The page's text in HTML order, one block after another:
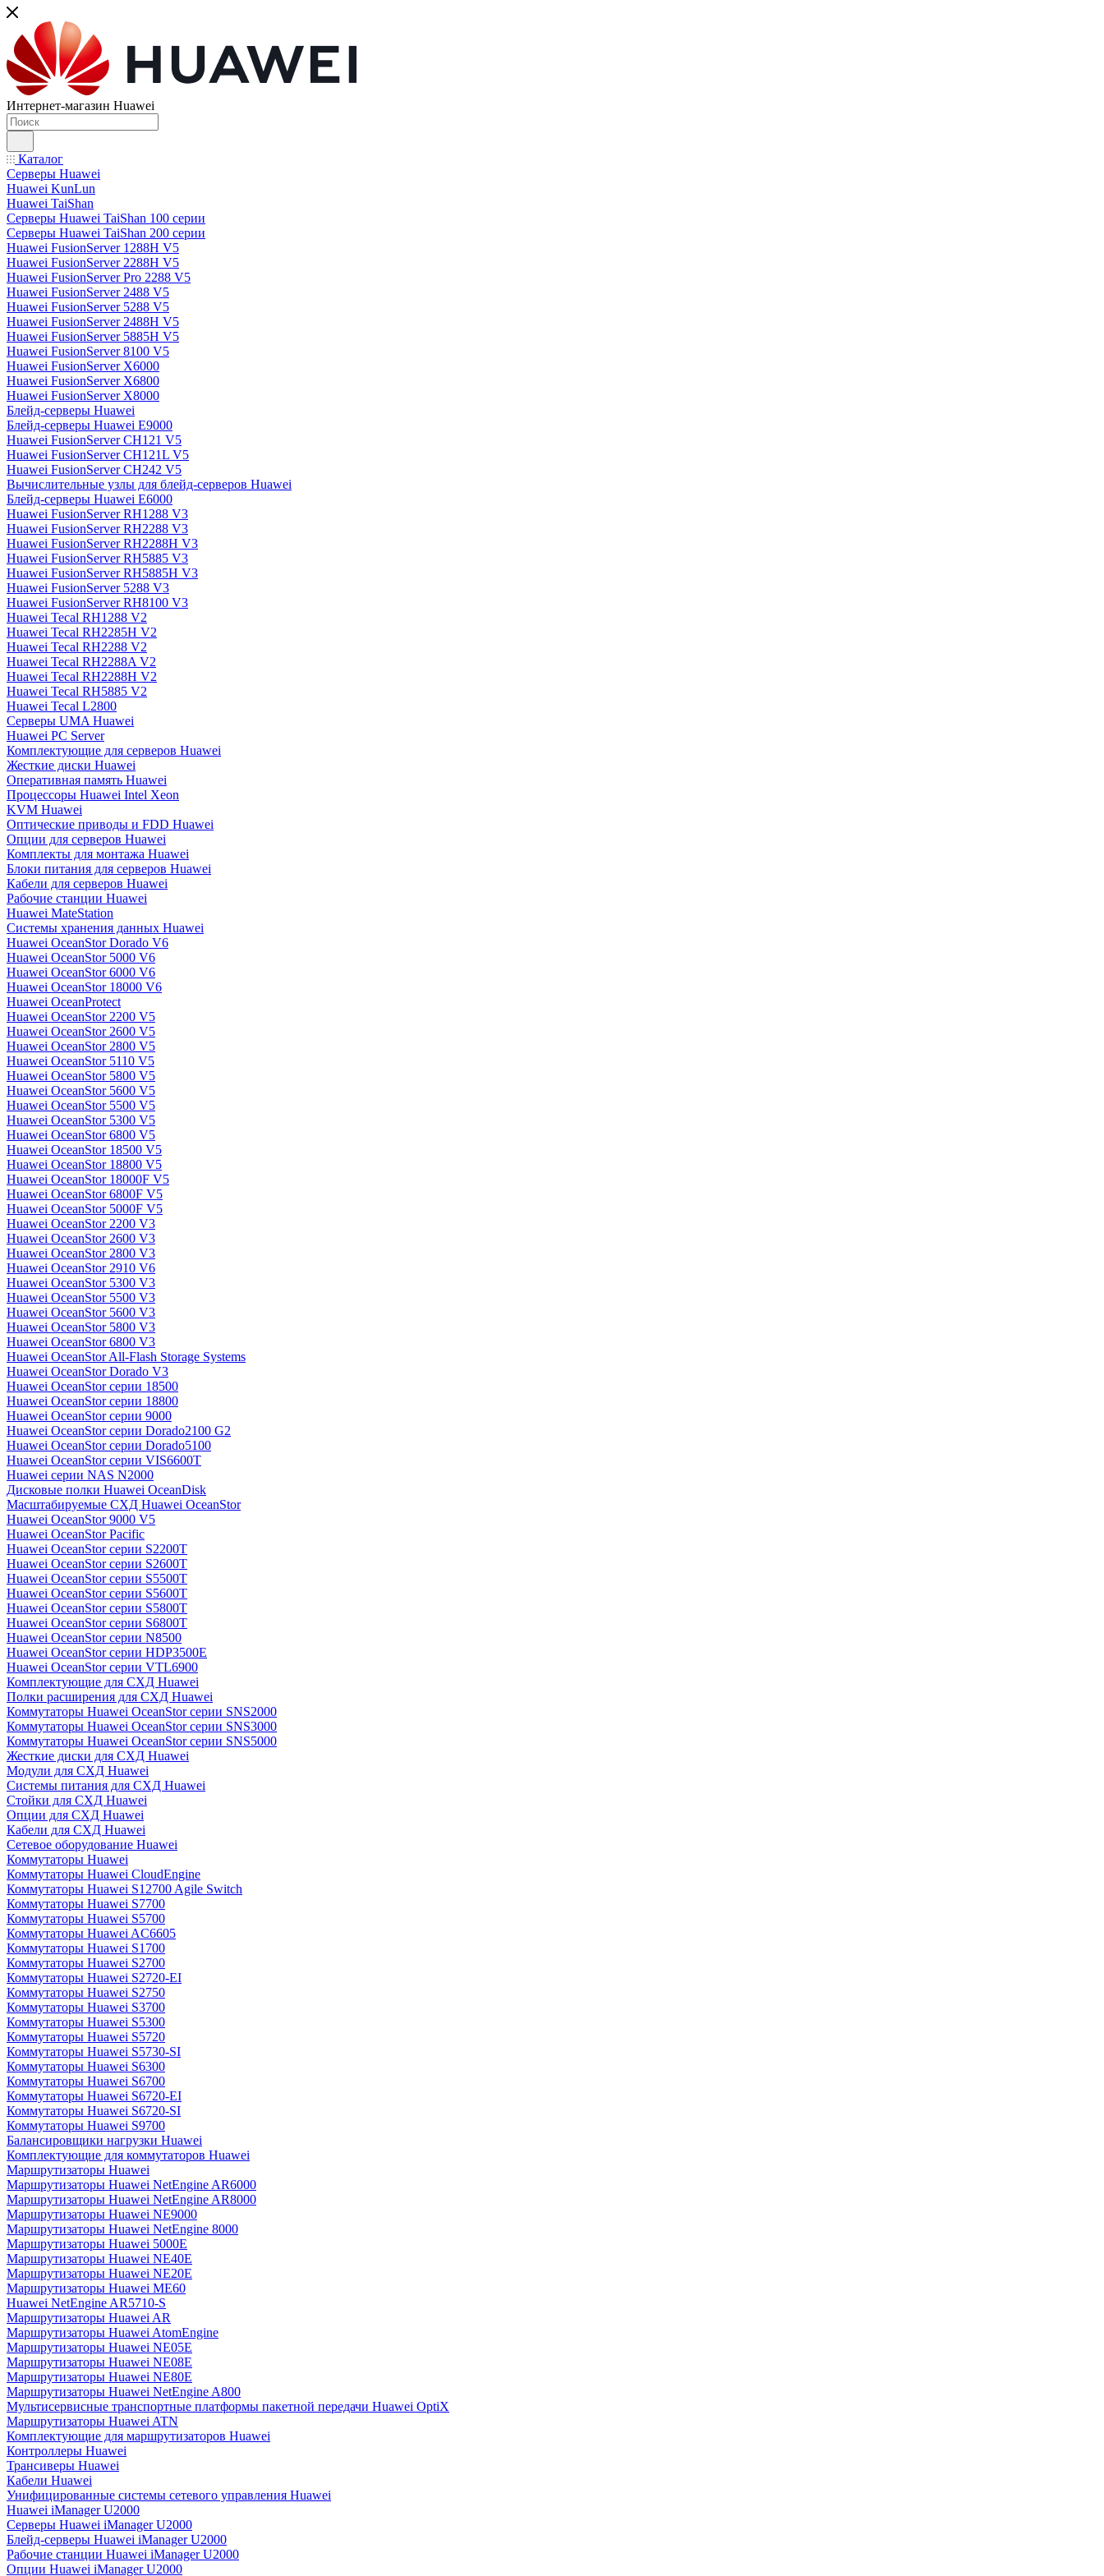
Интернет-магазин Huawei
Каталог
Серверы Huawei
Huawei KunLun
Huawei TaiShan
Серверы Huawei TaiShan 100 серии
Серверы Huawei TaiShan 200 серии
Huawei FusionServer 1288H V5
Huawei FusionServer 2288H V5
Huawei FusionServer Pro 2288 V5
Huawei FusionServer 2488 V5
Huawei FusionServer 5288 V5
Huawei FusionServer 2488H V5
Huawei FusionServer 5885H V5
Huawei FusionServer 8100 V5
Huawei FusionServer X6000
Huawei FusionServer X6800
Huawei FusionServer X8000
Блейд-серверы Huawei
Блейд-серверы Huawei E9000
Huawei FusionServer CH121 V5
Huawei FusionServer CH121L V5
Huawei FusionServer CH242 V5
Вычислительные узлы для блейд-серверов Huawei
Блейд-серверы Huawei E6000
Huawei FusionServer RH1288 V3
Huawei FusionServer RH2288 V3
Huawei FusionServer RH2288H V3
Huawei FusionServer RH5885 V3
Huawei FusionServer RH5885H V3
Huawei FusionServer 5288 V3
Huawei FusionServer RH8100 V3
Huawei Tecal RH1288 V2
Huawei Tecal RH2285H V2
Huawei Tecal RH2288 V2
Huawei Tecal RH2288A V2
Huawei Tecal RH2288H V2
Huawei Tecal RH5885 V2
Huawei Tecal L2800
Серверы UMA Huawei
Huawei PC Server
Комплектующие для серверов Huawei
Жесткие диски Huawei
Оперативная память Huawei
Процессоры Huawei Intel Xeon
KVM Huawei
Оптические приводы и FDD Huawei
Опции для серверов Huawei
Комплекты для монтажа Huawei
Блоки питания для серверов Huawei
Кабели для серверов Huawei
Рабочие станции Huawei
Huawei MateStation
Системы хранения данных Huawei
Huawei OceanStor Dorado V6
Huawei OceanStor 5000 V6
Huawei OceanStor 6000 V6
Huawei OceanStor 18000 V6
Huawei OceanProtect
Huawei OceanStor 2200 V5
Huawei OceanStor 2600 V5
Huawei OceanStor 2800 V5
Huawei OceanStor 5110 V5
Huawei OceanStor 5800 V5
Huawei OceanStor 5600 V5
Huawei OceanStor 5500 V5
Huawei OceanStor 5300 V5
Huawei OceanStor 6800 V5
Huawei OceanStor 18500 V5
Huawei OceanStor 18800 V5
Huawei OceanStor 18000F V5
Huawei OceanStor 6800F V5
Huawei OceanStor 5000F V5
Huawei OceanStor 2200 V3
Huawei OceanStor 2600 V3
Huawei OceanStor 2800 V3
Huawei OceanStor 2910 V6
Huawei OceanStor 5300 V3
Huawei OceanStor 5500 V3
Huawei OceanStor 5600 V3
Huawei OceanStor 5800 V3
Huawei OceanStor 6800 V3
Huawei OceanStor All-Flash Storage Systems
Huawei OceanStor Dorado V3
Huawei OceanStor серии 18500
Huawei OceanStor серии 18800
Huawei OceanStor серии 9000
Huawei OceanStor серии Dorado2100 G2
Huawei OceanStor серии Dorado5100
Huawei OceanStor серии VIS6600T
Huawei серии NAS N2000
Дисковые полки Huawei OceanDisk
Масштабируемые СХД Huawei OceanStor
Huawei OceanStor 9000 V5
Huawei OceanStor Pacific
Huawei OceanStor серии S2200T
Huawei OceanStor серии S2600T
Huawei OceanStor серии S5500T
Huawei OceanStor серии S5600T
Huawei OceanStor серии S5800T
Huawei OceanStor серии S6800T
Huawei OceanStor серии N8500
Huawei OceanStor серии HDP3500E
Huawei OceanStor серии VTL6900
Комплектующие для СХД Huawei
Полки расширения для СХД Huawei
Коммутаторы Huawei OceanStor серии SNS2000
Коммутаторы Huawei OceanStor серии SNS3000
Коммутаторы Huawei OceanStor серии SNS5000
Жесткие диски для СХД Huawei
Модули для СХД Huawei
Системы питания для СХД Huawei
Стойки для СХД Huawei
Опции для СХД Huawei
Кабели для СХД Huawei
Сетевое оборудование Huawei
Коммутаторы Huawei
Коммутаторы Huawei CloudEngine
Коммутаторы Huawei S12700 Agile Switch
Коммутаторы Huawei S7700
Коммутаторы Huawei S5700
Коммутаторы Huawei AC6605
Коммутаторы Huawei S1700
Коммутаторы Huawei S2700
Коммутаторы Huawei S2720-EI
Коммутаторы Huawei S2750
Коммутаторы Huawei S3700
Коммутаторы Huawei S5300
Коммутаторы Huawei S5720
Коммутаторы Huawei S5730-SI
Коммутаторы Huawei S6300
Коммутаторы Huawei S6700
Коммутаторы Huawei S6720-EI
Коммутаторы Huawei S6720-SI
Коммутаторы Huawei S9700
Балансировщики нагрузки Huawei
Комплектующие для коммутаторов Huawei
Маршрутизаторы Huawei
Маршрутизаторы Huawei NetEngine AR6000
Маршрутизаторы Huawei NetEngine AR8000
Маршрутизаторы Huawei NE9000
Маршрутизаторы Huawei NetEngine 8000
Маршрутизаторы Huawei 5000E
Маршрутизаторы Huawei NE40E
Маршрутизаторы Huawei NE20E
Маршрутизаторы Huawei ME60
Huawei NetEngine AR5710-S
Маршрутизаторы Huawei AR
Маршрутизаторы Huawei AtomEngine
Маршрутизаторы Huawei NE05E
Маршрутизаторы Huawei NE08E
Маршрутизаторы Huawei NE80E
Маршрутизаторы Huawei NetEngine A800
Мультисервисные транспортные платформы пакетной передачи Huawei OptiX
Маршрутизаторы Huawei ATN
Комплектующие для маршрутизаторов Huawei
Контроллеры Huawei
Трансиверы Huawei
Кабели Huawei
Унифицированные системы сетевого управления Huawei
Huawei iManager U2000
Серверы Huawei iManager U2000
Блейд-серверы Huawei iManager U2000
Рабочие станции Huawei iManager U2000
Опции Huawei iManager U2000